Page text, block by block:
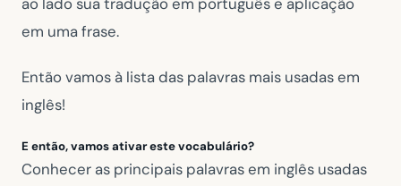
em uma frase.
Então vamos à lista das palavras mais usadas em
inglês!
E então, vamos ativar este vocabulário?
Conhecer as principais palavras em inglês usadas